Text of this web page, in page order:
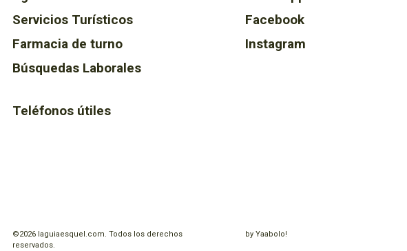
Servicios Turísticos
Farmacia de turno
Búsquedas Laborales
Teléfonos útiles
Facebook
Instagram
©2026 laguiaesquel.com. Todos los derechos
reservados.
by Yaabolo!